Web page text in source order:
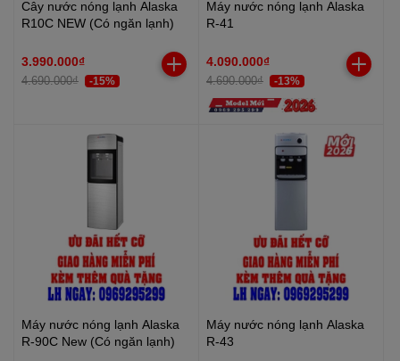
Cây nước nóng lạnh Alaska
R10C NEW (Có ngăn lạnh)
3.990.000₫
4.690.000₫ -15%
Máy nước nóng lạnh Alaska
R-41
4.090.000₫
4.690.000₫ -13%
Máy nước nóng lạnh Alaska
R-90C New (Có ngăn lạnh)
Máy nước nóng lạnh Alaska
R-43